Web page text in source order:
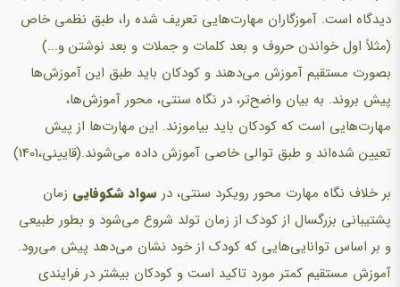
دیدگاه است. آموزگاران مهارت‌هایی تعریف شده را، طبق نظمی خاص
(مثلاً اول خواندن حروف و بعد کلمات و جملات و بعد نوشتن و...)
بصورت مستقیم آموزش می‌دهند و کودکان باید طبق این آموزش‌ها
پیش بروند. به بیان واضح‌تر، در نگاه سنتی، محور آموزش‌ها،
مهارت‌هایی است که کودکان باید بیاموزند. این مهارت‌ها از پیش
تعیین شده‌اند و طبق توالی خاصی آموزش داده می‌شوند.(قایینی،1401)
بر خلاف نگاه مهارت محور رویکرد سنتی، در سواد شکوفایی زمان
پشتیبانی بزرگسال از کودک از زمان تولد شروع می‌شود و بطور طبیعی
و بر اساس توانایی‌هایی که کودک از خود نشان می‌دهد پیش می‌رود.
آموزش مستقیم کمتر مورد تاکید است و کودکان بیشتر در فرایندی